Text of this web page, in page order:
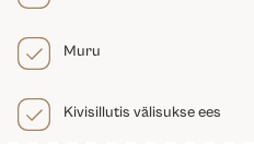
Muru
Kivisillutis välisukse ees